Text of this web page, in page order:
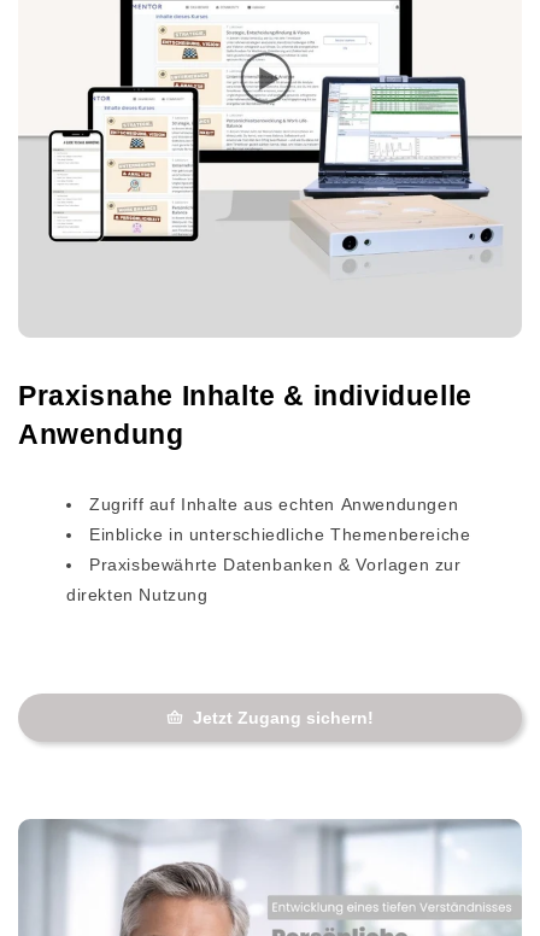
Praxisnahe Inhalte & individuelle
Anwendung
Zugriff auf Inhalte aus echten Anwendungen
Einblicke in unterschiedliche Themenbereiche
Praxisbewährte Datenbanken & Vorlagen zur
direkten Nutzung
Jetzt Zugang sichern!